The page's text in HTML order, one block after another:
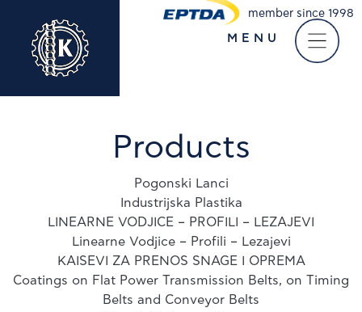
Take a virtual tour of
MENU
member since 1998
Products
Pogonski Lanci
Industrijska Plastika
LINEARNE VODJICE – PROFILI – LEZAJEVI
Linearne Vodjice – Profili – Lezajevi
KAISEVI ZA PRENOS SNAGE I OPREMA
Coatings on Flat Power Transmission Belts, on Timing
Belts and Conveyor Belts